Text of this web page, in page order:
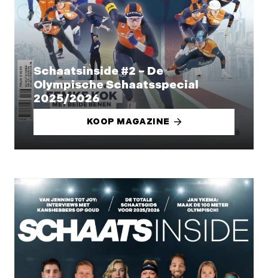
Schaatsinside #2 – De
Olympische Schaatsspecial
2025/2026
KOOP MAGAZINE